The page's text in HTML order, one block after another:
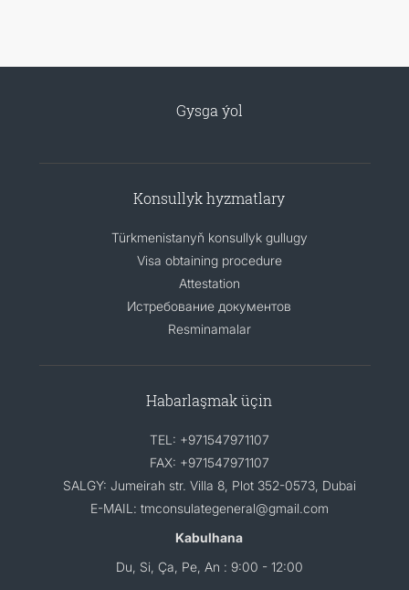
Gysga ýol
Konsullyk hyzmatlary
Türkmenistanyň konsullyk gullugy
Visa obtaining procedure
Attestation
Истребование документов
Resminamalar
Habarlaşmak üçin
TEL: +971547971107
FAX: +971547971107
SALGY: Jumeirah str. Villa 8, Plot 352-0573, Dubai
E-MAIL: tmconsulategeneral@gmail.com
Kabulhana
Du, Si, Ça, Pe, An : 9:00 - 12:00